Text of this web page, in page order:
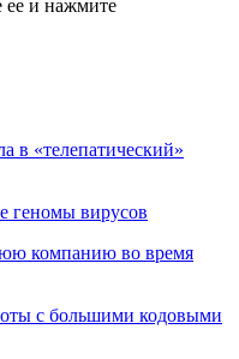
ее и нажмите
в «телепатический»
геномы вирусов
компанию во время
с большими кодовыми